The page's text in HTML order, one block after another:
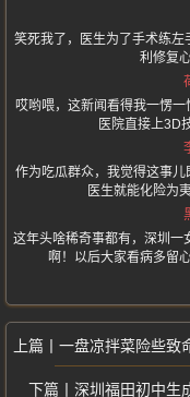
笑死我了，医生为了手术练
利修复
哎哟喂，这新闻看得我一愣
医院直接上3D
作为吃瓜群众，我觉得这事
医生就能化险为
这年头啥稀奇事都有，深圳一
啊！以后大家看病多留
一盘凉拌菜险些致
深圳福田初中生